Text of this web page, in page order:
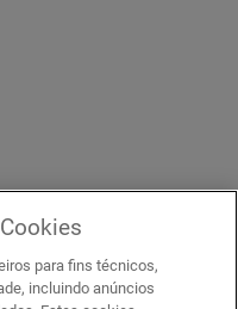
para fins técnicos,
incluindo anúncios